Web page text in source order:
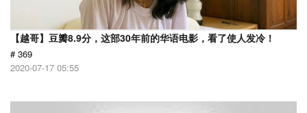
【越哥】豆瓣8.9分，这部30年前的华语电影，看了使人发冷！
# 369
2020-07-17 05:55